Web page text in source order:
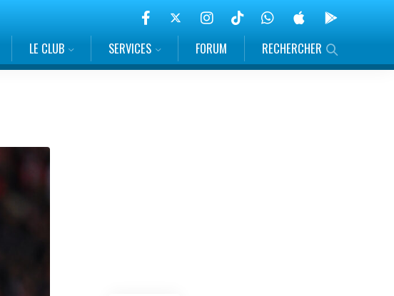
LE CLUB SERVICES FORUM RECHERCHER